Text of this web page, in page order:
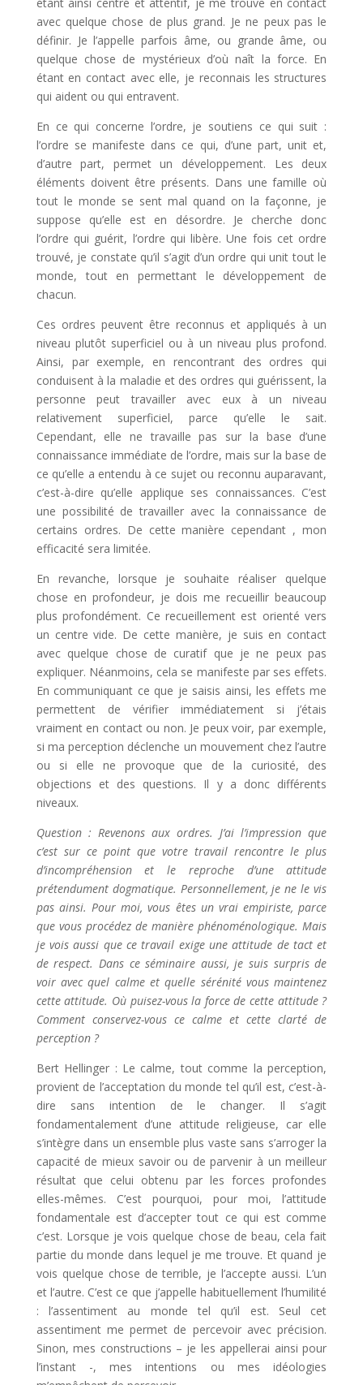
avec quelque chose de plus grand. Je ne peux pas le
définir. Je l’appelle parfois âme, ou grande âme, ou
quelque chose de mystérieux d’où naît la force. En
étant en contact avec elle, je reconnais les structures
qui aident ou qui entravent.
En ce qui concerne l’ordre, je soutiens ce qui suit :
l’ordre se manifeste dans ce qui, d’une part, unit et,
d’autre part, permet un développement. Les deux
éléments doivent être présents. Dans une famille où
tout le monde se sent mal quand on la façonne, je
suppose qu’elle est en désordre. Je cherche donc
l’ordre qui guérit, l’ordre qui libère. Une fois cet ordre
trouvé, je constate qu’il s’agit d’un ordre qui unit tout le
monde, tout en permettant le développement de
chacun.
Ces ordres peuvent être reconnus et appliqués à un
niveau plutôt superficiel ou à un niveau plus profond.
Ainsi, par exemple, en rencontrant des ordres qui
conduisent à la maladie et des ordres qui guérissent, la
personne peut travailler avec eux à un niveau
relativement superficiel, parce qu’elle le sait.
Cependant, elle ne travaille pas sur la base d’une
connaissance immédiate de l’ordre, mais sur la base de
ce qu’elle a entendu à ce sujet ou reconnu auparavant,
c’est-à-dire qu’elle applique ses connaissances. C’est
une possibilité de travailler avec la connaissance de
certains ordres. De cette manière cependant , mon
efficacité sera limitée.
En revanche, lorsque je souhaite réaliser quelque
chose en profondeur, je dois me recueillir beaucoup
plus profondément. Ce recueillement est orienté vers
un centre vide. De cette manière, je suis en contact
avec quelque chose de curatif que je ne peux pas
expliquer. Néanmoins, cela se manifeste par ses effets.
En communiquant ce que je saisis ainsi, les effets me
permettent de vérifier immédiatement si j’étais
vraiment en contact ou non. Je peux voir, par exemple,
si ma perception déclenche un mouvement chez l’autre
ou si elle ne provoque que de la curiosité, des
objections et des questions. Il y a donc différents
niveaux.
Question : Revenons aux ordres. J’ai l’impression que
c’est sur ce point que votre travail rencontre le plus
d’incompréhension et le reproche d’une attitude
prétendument dogmatique. Personnellement, je ne le vis
pas ainsi. Pour moi, vous êtes un vrai empiriste, parce
que vous procédez de manière phénoménologique. Mais
je vois aussi que ce travail exige une attitude de tact et
de respect. Dans ce séminaire aussi, je suis surpris de
voir avec quel calme et quelle sérénité vous maintenez
cette attitude. Où puisez-vous la force de cette attitude ?
Comment conservez-vous ce calme et cette clarté de
perception ?
Bert Hellinger : Le calme, tout comme la perception,
provient de l’acceptation du monde tel qu’il est, c’est-à-
dire sans intention de le changer. Il s’agit
fondamentalement d’une attitude religieuse, car elle
s’intègre dans un ensemble plus vaste sans s’arroger la
capacité de mieux savoir ou de parvenir à un meilleur
résultat que celui obtenu par les forces profondes
elles-mêmes. C’est pourquoi, pour moi, l’attitude
fondamentale est d’accepter tout ce qui est comme
c’est. Lorsque je vois quelque chose de beau, cela fait
partie du monde dans lequel je me trouve. Et quand je
vois quelque chose de terrible, je l’accepte aussi. L’un
et l’autre. C’est ce que j’appelle habituellement l’humilité
: l’assentiment au monde tel qu’il est. Seul cet
assentiment me permet de percevoir avec précision.
Sinon, mes constructions – je les appellerai ainsi pour
l’instant -, mes intentions ou mes idéologies